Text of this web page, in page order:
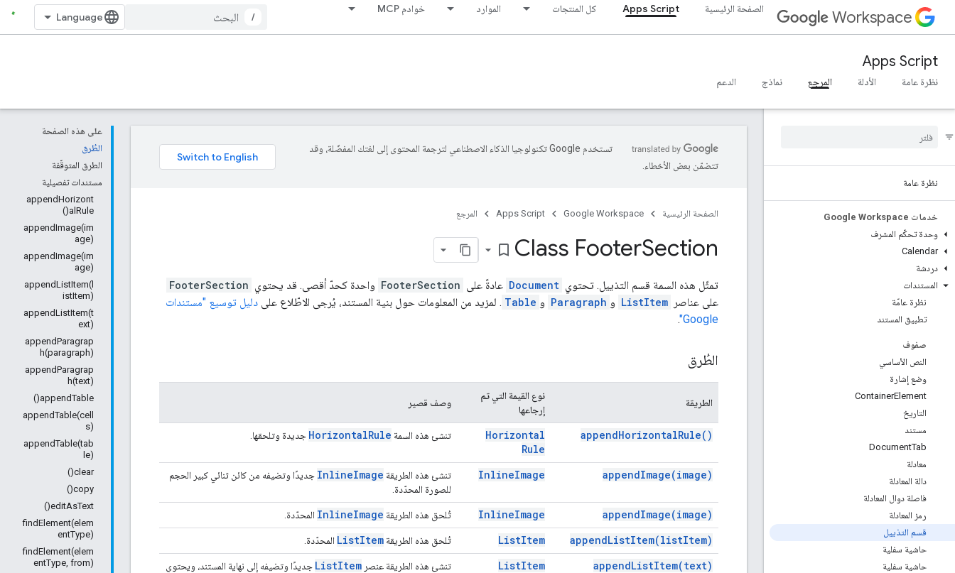
Workspace الصفحة الرئيسية Apps Script كل المنتجات الموارد خوادم MCP
/
Apps Script
نظرة عامة الأدلة المرجع نماذج الدعم
نظرة عامة
خدمات Google Workspace
وحدة تحكّم المشرف
Calendar
دردشة
المستندات
نظرة عامّة
تطبيق المستند
صفوف
النص الأساسي
وضع إشارة
ContainerElement
التاريخ
مستند
DocumentTab
معادلة
دالة المعادلة
فاصلة دوال المعادلة
رمز المعادلة
قسم التذييل
حاشية سفلية
حاشية سفلية
على هذه الصفحة
الطُرق
الطرق المتوقّفة
مستندات تفصيلية
appendHorizont
alRule()
appendImage(im
age)
appendImage(im
age)
appendListItem(l
istItem)
appendListItem(t
ext)
appendParagrap
h(paragraph)
appendParagrap
h(text)
appendTable()
appendTable(cell
s)
appendTable(tab
le)
clear()
copy()
editAsText()
findElement(elem
entType)
findElement(elem
entType, from)
تستخدم Google تكنولوجيا الذكاء الاصطناعي لترجمة المحتوى إلى لغتك المفضّلة، وقد
تتضمّن بعض الأخطاء.
الصفحة الرئيسية Google Workspace
Apps Script المرجع
Class FooterSection
bookmark_border
تمثّل هذه السمة قسم التذييل. تحتوي Document عادةً على FooterSection واحدة كحدّ أقصى. قد يحتوي FooterSection
على عناصر ListItem و Paragraph و Table . لمزيد من المعلومات حول بنية المستند، يُرجى الاطّلاع على دليل توسيع "مستندات
Google"
.
الطُرق
الطريقة
نوع القيمة التي تم
إرجاعها
وصف قصير
appendHorizontalRule( )
Horizontal
Rule
تنشئ هذه السمة HorizontalRule جديدة وتلحقها.
appendImage(image)
InlineImage تنشئ هذه الطريقة InlineImage
جديدًا وتضيفه من كائن ثنائي كبير الحجم
للصورة المحدّدة.
appendImage(image)
InlineImage تُلحق هذه الطريقة InlineImage المحدّدة.
appendListItem(listItem)
ListItem تُلحق هذه الطريقة ListItem المحدّدة.
appendListItem(text)
ListItem تنشئ هذه الطريقة عنصر ListItem
جديدًا وتضيفه إلى نهاية المستند، ويحتوي